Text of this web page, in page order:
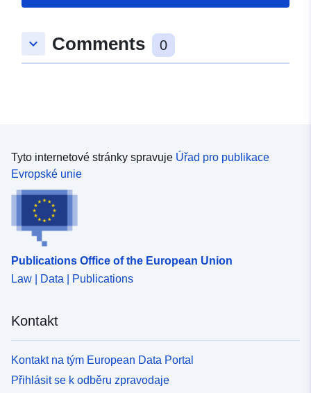
keyboard_arrow_down Comments 0
Tyto internetové stránky spravuje Úřad pro publikace
Evropské unie
Publications Office of the European Union
Law | Data | Publications
Kontakt
Kontakt na tým European Data Portal
Přihlásit se k odběru zpravodaje